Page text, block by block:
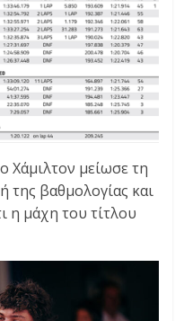
Χάμιλτον μείωσε τη
της βαθμολογίας και
η μάχη του τίτλου